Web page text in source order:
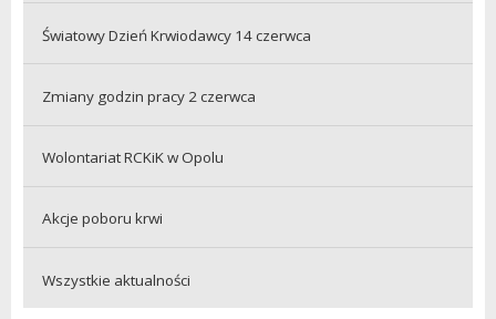
Światowy Dzień Krwiodawcy 14 czerwca
Zmiany godzin pracy 2 czerwca
Wolontariat RCKiK w Opolu
Akcje poboru krwi
Wszystkie aktualności